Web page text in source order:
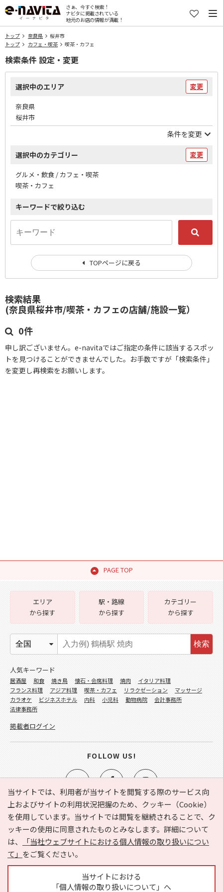
さぁ、今すぐ検索！
ナビタに掲載されている
地元のお店の情報が満載！
トップ 奈良県
桜井市
トップ
カフェ・喫茶 喫茶・カフェ
検索結果
(奈良県桜井市/喫茶・カフェの店舗/施設一覧）
0件
申し訳ございません。e-navitaではご指定の条件に該当するスポッ
トを見つけることができませんでした。お手数ですが「検索条件」
を変更し再検索をお願いします。
検索条件 設定・変更
選択中のエリア 変更
奈良県
桜井市
条件を変更
選択中のカテゴリー 変更
グルメ・飲食 / カフェ・喫茶
喫茶・カフェ
キーワードで絞り込む
TOPページに戻る
PAGE TOP
当サイトでは、利用者が当サイトを閲覧する際のサービス向
上およびサイトの利用状況把握のため、クッキー（Cookie）
を使用しています。当サイトでは閲覧を継続されることで、ク
ッキーの使用に同意されたものとみなします。詳細について
は、
「当社ウェブサイトにおける個人情報の取り扱いについ
て」 をご覧ください。
当サイトにおける
「個人情報の取り扱いについて」へ
e-NAVITA（イーナビタ）とは？ お気に入り
ヘルプ
利用規約
個人情報の取り扱いについて
運営会社
サイトマップ
広告掲載に関するお問い合わせ
エリア
から探す
駅・路線
から探す
カテゴリー
から探す
検索
人気キーワード
居酒屋 和食 焼き鳥 懐石・会席料理 焼肉
イタリア料理
フランス料理
アジア料理 喫茶・カフェ リラクゼーション
マッサージ
カラオケ
ビジネスホテル 内科 小児科 動物病院
会計事務所
法律事務所
掲載者ログイン
FOLLOW US!